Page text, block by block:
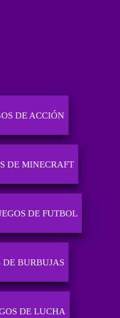
DE ACCIÓN
DE MINECRAFT
DE FUTBOL
DE BURBUJAS
DE LUCHA